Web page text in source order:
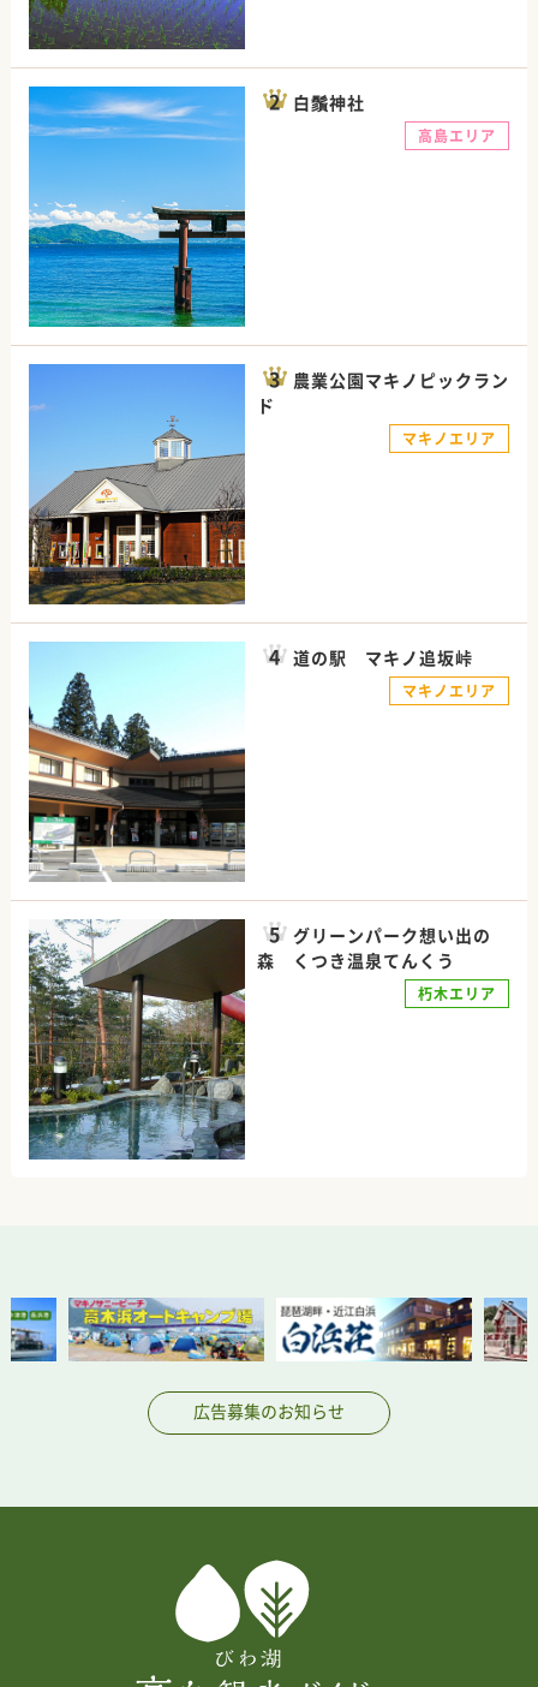
白鬚神社
高島エリア
農業公園マキノピックラン
ド
マキノエリア
道の駅 マキノ追坂峠
マキノエリア
グリーンパーク想い出の
森 くつき温泉てんくう
朽木エリア
広告募集のお知らせ